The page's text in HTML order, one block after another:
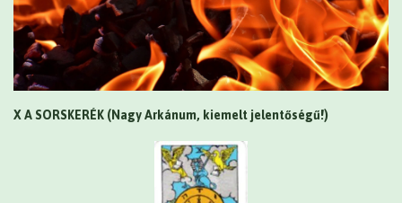
X A SORSKERÉK (Nagy Arkánum, kiemelt jelentőségű!)